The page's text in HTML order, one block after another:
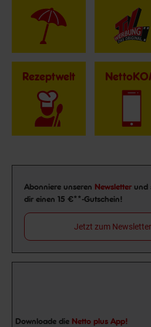
Rezeptwelt
Newsletter Anmeldung
Abonniere unseren Newsletter und
dir einen 15 €**-Gutschein!
Jetzt zum
Downloade die Netto plus App!